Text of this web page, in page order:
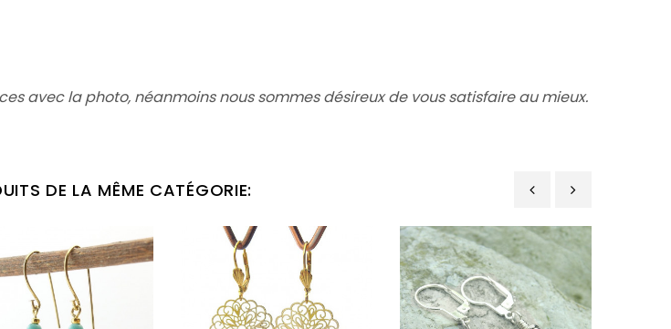
avec la photo, néanmoins nous sommes désireux de vous satisfaire au mieux.
DE LA MÊME CATÉGORIE:
‹ ›